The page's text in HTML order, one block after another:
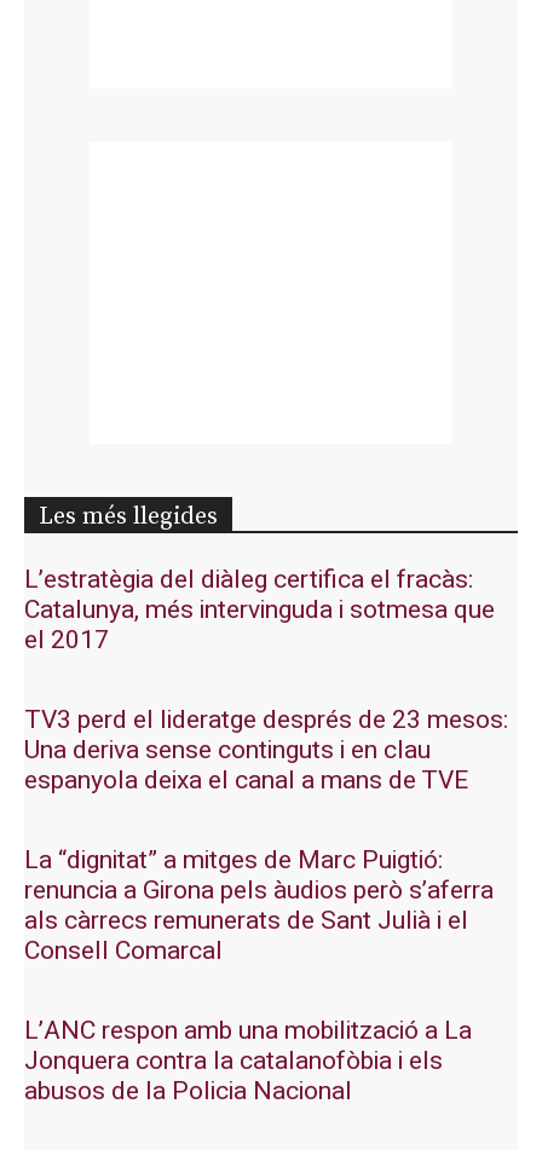
Les més llegides
L’estratègia del diàleg certifica el fracàs:
Catalunya, més intervinguda i sotmesa que
el 2017
TV3 perd el lideratge després de 23 mesos:
Una deriva sense continguts i en clau
espanyola deixa el canal a mans de TVE
La “dignitat” a mitges de Marc Puigtió:
renuncia a Girona pels àudios però s’aferra
als càrrecs remunerats de Sant Julià i el
Consell Comarcal
L’ANC respon amb una mobilització a La
Jonquera contra la catalanofòbia i els
abusos de la Policia Nacional